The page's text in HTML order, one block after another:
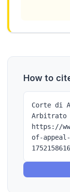
How to
Corte di
https://
of-